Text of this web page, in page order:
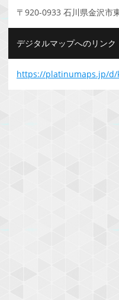
〒920-0933 石川県金沢市
デジタルマップへのリンク
https://platinumaps.jp/d/